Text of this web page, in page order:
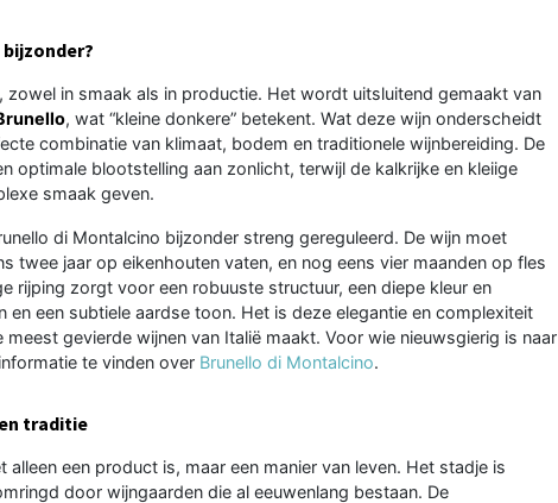
zowel in smaak als in productie. Het wordt uitsluitend gemaakt van
, wat “kleine donkere” betekent. Wat deze wijn onderscheidt
combinatie van klimaat, bodem en traditionele wijnbereiding. De
optimale blootstelling aan zonlicht, terwijl de kalkrijke en kleiige
smaak geven.
di Montalcino bijzonder streng gereguleerd. De wijn moet
twee jaar op eikenhouten vaten, en nog eens vier maanden op fles
rijping zorgt voor een robuuste structuur, een diepe kleur en
en een subtiele aardse toon. Het is deze elegantie en complexiteit
gevierde wijnen van Italië maakt. Voor wie nieuwsgierig is naar
te vinden over Brunello di Montalcino.
traditie
een product is, maar een manier van leven. Het stadje is
door wijngaarden die al eeuwenlang bestaan. De